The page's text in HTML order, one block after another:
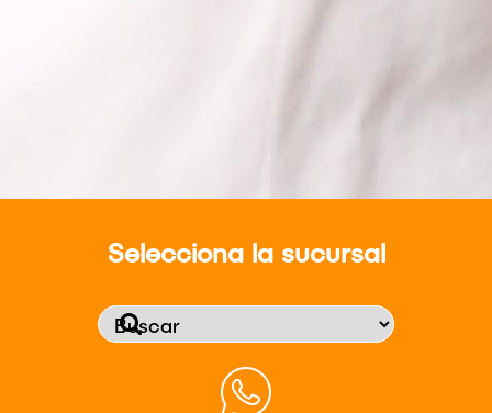
Selecciona la sucursal